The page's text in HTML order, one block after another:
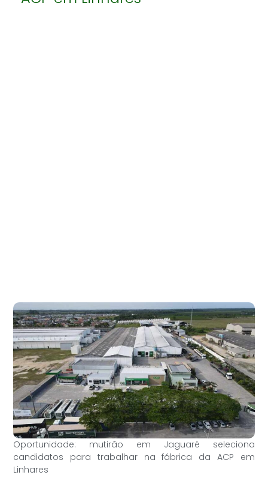
Oportunidade: mutirão em Jaguaré seleciona
candidatos para trabalhar na fábrica da ACP em
Linhares